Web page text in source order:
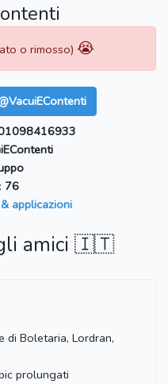
o rimosso) 😭
76
applicazioni
amici 🇮🇹
di Boletaria, Lordran,
prolungati